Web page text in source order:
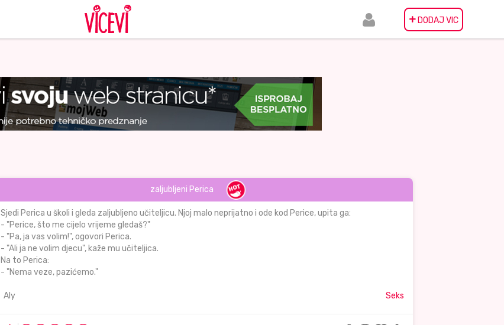
+ DODAJ VIC
zaljubljeni Perica
Sjedi Perica u školi i gleda zaljubljeno učiteljicu. Njoj malo neprijatno i ode kod Perice, upita ga:
- "Perice, što me cijelo vrijeme gledaš?"
- "Pa, ja vas volim!", ogovori Perica.
- "Ali ja ne volim djecu", kaže mu učiteljica.
Na to Perica:
- "Nema veze, pazićemo."
Aly Seks